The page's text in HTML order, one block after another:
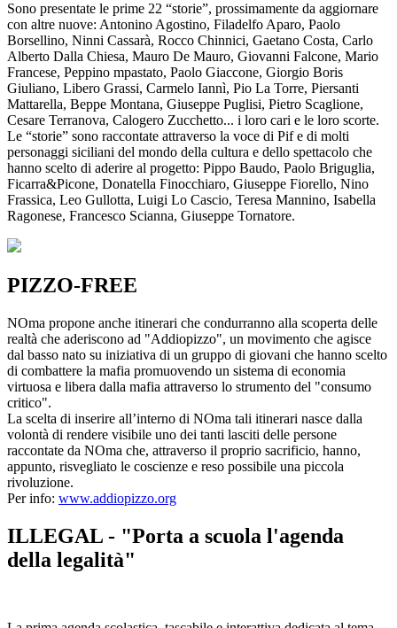
Sono presentate le prime 22 “storie”, prossimamente da aggiornare
con altre nuove: Antonino Agostino, Filadelfo Aparo, Paolo
Borsellino, Ninni Cassarà, Rocco Chinnici, Gaetano Costa, Carlo
Alberto Dalla Chiesa, Mauro De Mauro, Giovanni Falcone, Mario
Francese, Peppino mpastato, Paolo Giaccone, Giorgio Boris
Giuliano, Libero Grassi, Carmelo Iannì, Pio La Torre, Piersanti
Mattarella, Beppe Montana, Giuseppe Puglisi, Pietro Scaglione,
Cesare Terranova, Calogero Zucchetto... i loro cari e le loro scorte.
Le “storie” sono raccontate attraverso la voce di Pif e di molti
personaggi siciliani del mondo della cultura e dello spettacolo che
hanno scelto di aderire al progetto: Pippo Baudo, Paolo Briguglia,
Ficarra&Picone, Donatella Finocchiaro, Giuseppe Fiorello, Nino
Frassica, Leo Gullotta, Luigi Lo Cascio, Teresa Mannino, Isabella
Ragonese, Francesco Scianna, Giuseppe Tornatore.
PIZZO-FREE
NOma propone anche itinerari che condurranno alla scoperta delle
realtà che aderiscono ad "Addiopizzo", un movimento che agisce
dal basso nato su iniziativa di un gruppo di giovani che hanno scelto
di combattere la mafia promuovendo un sistema di economia
virtuosa e libera dalla mafia attraverso lo strumento del "consumo
critico".
La scelta di inserire all’interno di NOma tali itinerari nasce dalla
volontà di rendere visibile uno dei tanti lasciti delle persone
raccontate da NOma che, attraverso il proprio sacrificio, hanno,
appunto, risvegliato le coscienze e reso possibile una piccola
rivoluzione.
Per info: www.addiopizzo.org
ILLEGAL - "Porta a scuola l'agenda
della legalità"